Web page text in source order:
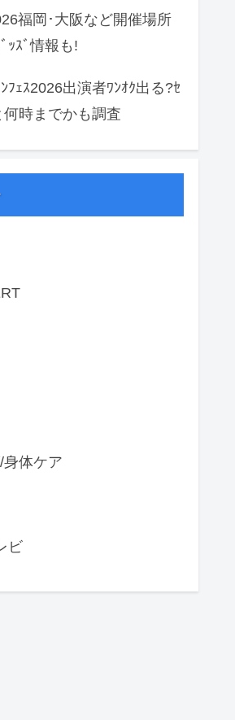
福岡･大阪など開催場所
ｯｽﾞ情報も!
ﾌｪｽ2026出演者ﾜﾝｵｸ出る?ｾ
何時までかも調査
身体ケア
ビ